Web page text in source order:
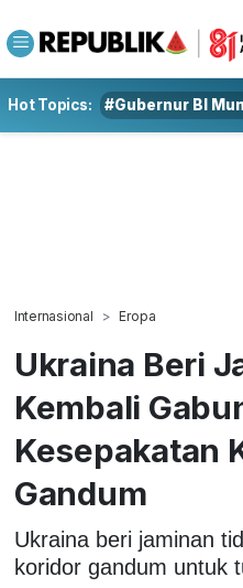
Hot Topics: #Gubernur BI
Internasional Eropa
Ukraina Beri
Kembali
Kesepakatan
Gandum
Ukraina beri jaminan
koridor gandum untuk